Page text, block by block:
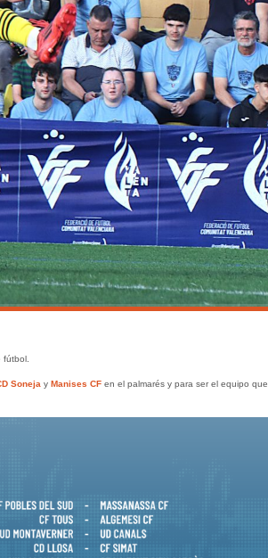
fútbol.
Sonejay Manises CF en el palmarés y para ser el equipo que